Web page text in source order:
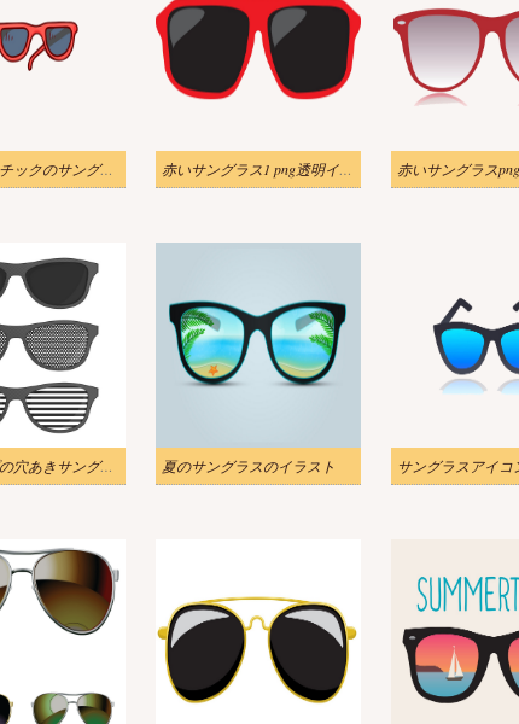
赤いプラスチックのサングラスのアイコン PNG 透明 イラスト 赤いサングラス1 png透明イラスト
ストライプの穴あきサングラスのイラスト 夏のサングラスのイラスト